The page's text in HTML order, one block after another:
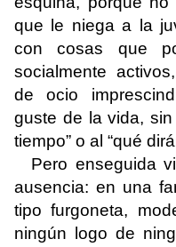
que le niega a la
con cosas que
socialmente
de ocio
guste de la vida, sin
tiempo” o al “qué
Pero enseguida
ausencia: en una
tipo furgoneta,
ningún logo de